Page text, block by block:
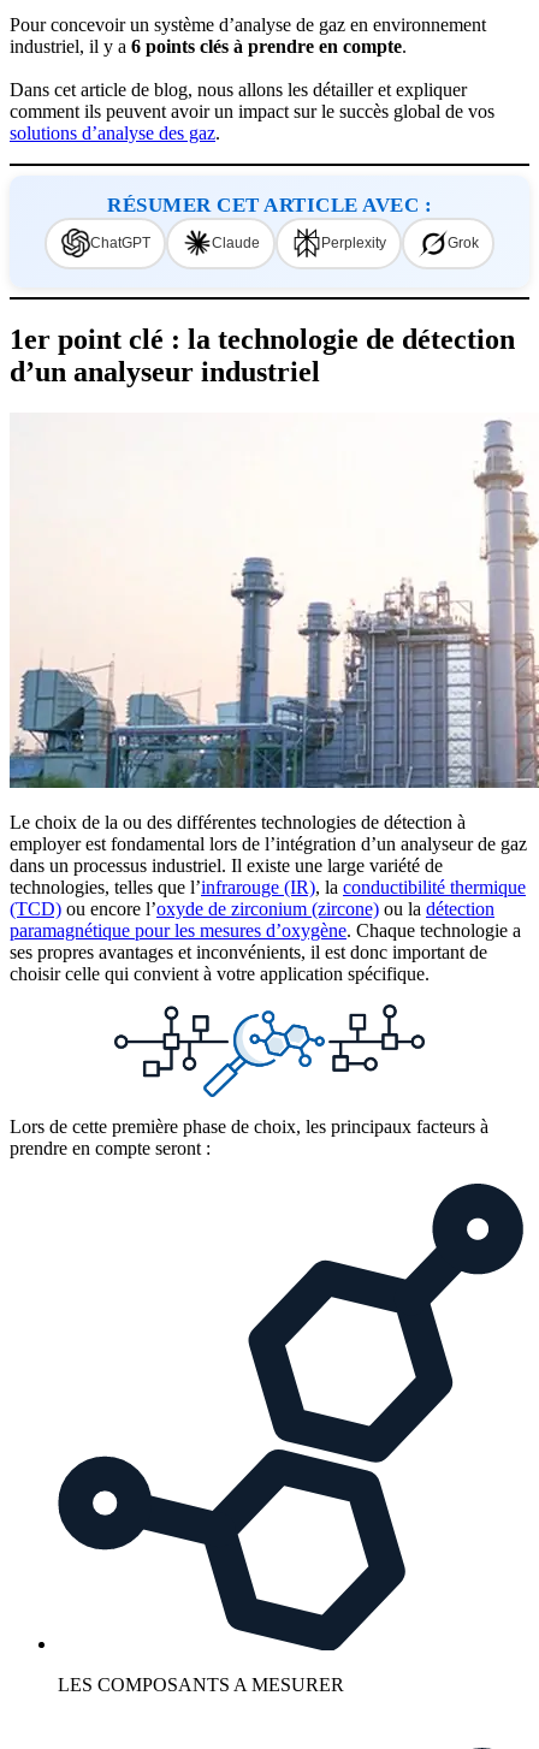
Pour concevoir un système d’analyse de gaz en environnement
industriel, il y a 6 points clés à prendre en compte.
Dans cet article de blog, nous allons les détailler et expliquer
comment ils peuvent avoir un impact sur le succès global de vos
solutions d’analyse des gaz.
RÉSUMER CET ARTICLE AVEC :
ChatGPT Claude Perplexity Grok
1er point clé : la technologie de détection
d’un analyseur industriel
Le choix de la ou des différentes technologies de détection à
employer est fondamental lors de l’intégration d’un analyseur de gaz
dans un processus industriel. Il existe une large variété de
technologies, telles que l’infrarouge (IR), la conductibilité thermique
(TCD) ou encore l’oxyde de zirconium (zircone) ou la détection
paramagnétique pour les mesures d’oxygène. Chaque technologie a
ses propres avantages et inconvénients, il est donc important de
choisir celle qui convient à votre application spécifique.
Lors de cette première phase de choix, les principaux facteurs à
prendre en compte seront :
LES COMPOSANTS A MESURER